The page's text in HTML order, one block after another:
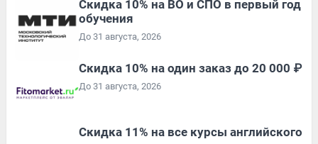
Скидка 10% на ВО и СПО в первый год
обучения
До 31 августа, 2026
Скидка 10% на один заказ до 20 000 ₽
До 31 августа, 2026
Скидка 11% на все курсы английского